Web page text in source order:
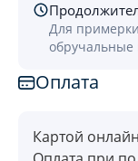
Для
обручальные
Оплата
Картой онлайн